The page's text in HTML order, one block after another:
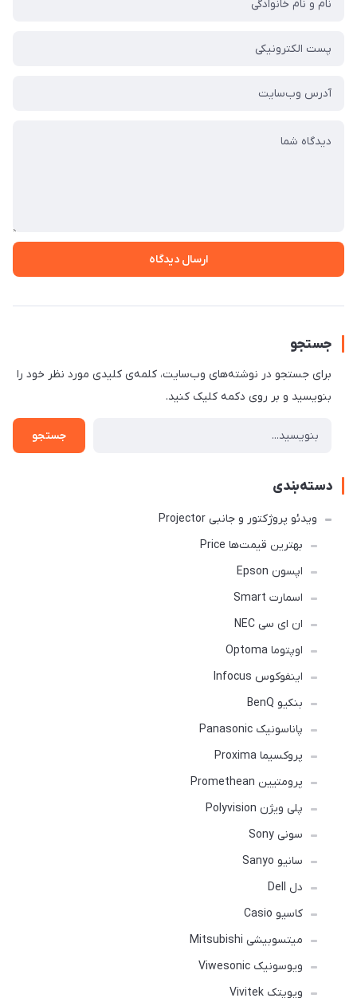
ارسال دیدگاه
جستجو
برای جستجو در نوشته‌های وب‌سایت، کلمه‌ی کلیدی مورد نظر خود را
بنویسید و بر روی دکمه کلیک کنید.
جستجو
دسته‌بندی
ویدئو پروژکتور و جانبی Projector
بهترین قیمت‌ها Price
اپسون Epson
اسمارت Smart
ان ای سی NEC
اوپتوما Optoma
اینفوکوس Infocus
بنکیو BenQ
پاناسونیک Panasonic
پروکسیما Proxima
پرومتیین Promethean
پلی ویژن Polyvision
سونی Sony
سانیو Sanyo
دل Dell
کاسیو Casio
میتسوبیشی Mitsubishi
ویوسونیک Viwesonic
ویویتک Vivitek